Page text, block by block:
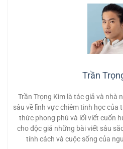
Trần
Trần Trọng Kim là tác giả và nhà
sâu về lĩnh vực chiêm tinh học của
thức phong phú và lối viết cuốn
cho độc giả những bài viết sâu
tính cách và cuộc sống của